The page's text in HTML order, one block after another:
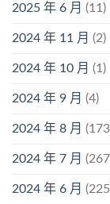
2025 年 6 月 (11)
2024 年 11 月 (2)
2024 年 10 月 (1)
2024 年 9 月 (4)
2024 年 8 月
2024 年 7 月
2024 年 6 月